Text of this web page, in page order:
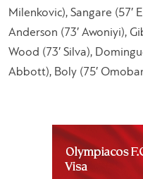
Milenkovic), Sangare (57′
Anderson (73′ Awoniyi),
Wood (73′ Silva),
Abbott), Boly (75′